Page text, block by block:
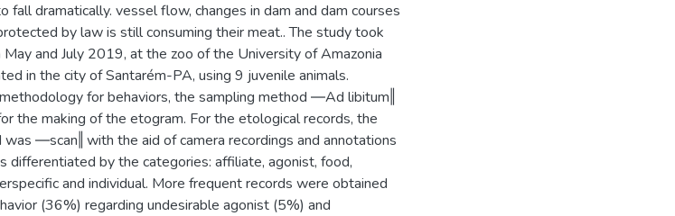
fall dramatically. vessel flow, changes in dam and dam courses
by law is still consuming their meat.. The study took
and July 2019, at the zoo of the University of Amazonia
in the city of Santarém-PA, using 9 juvenile animals.
for behaviors, the sampling method ―Ad libitum‖
the making of the etogram. For the etological records, the
was ―scan‖ with the aid of camera recordings and annotations
differentiated by the categories: affiliate, agonist, food,
and individual. More frequent records were obtained
(36%) regarding undesirable agonist (5%) and